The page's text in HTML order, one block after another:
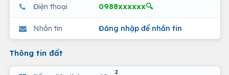
Điện thoại 0988xxxxxx🔍
Nhắn tin Đăng nhập để nhắn tin
Thông tin đất
2